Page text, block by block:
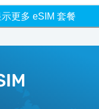
示更多 eSIM 套餐